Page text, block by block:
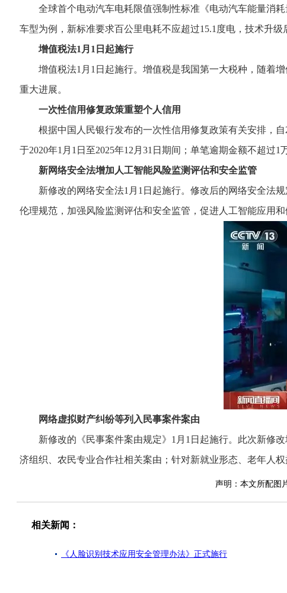
全球首个电动汽车电耗限值强制性标准《电动汽车能量消耗
车型为例，新标准要求百公里电耗不应超过15.1度电，技术升
增值税法1月1日起施行
增值税法1月1日起施行。增值税是我国第一大税种，随着增
重大进展。
一次性信用修复政策重塑个人信用
根据中国人民银行发布的一次性信用修复政策有关安排，自
于2020年1月1日至2025年12月31日期间；单笔逾期金额不超过
新网络安全法增加人工智能风险监测评估和安全监管
新修改的网络安全法1月1日起施行。修改后的网络安全法规
伦理规范，加强风险监测评估和安全监管，促进人工智能应用和
网络虚拟财产纠纷等列入民事案件案由
新修改的《民事案件案由规定》1月1日起施行。此次新修改
济组织、农民专业合作社相关案由；针对新就业形态、老年人
声明：本文所配图
相关新闻：
《人脸识别技术应用安全管理办法》正式施行